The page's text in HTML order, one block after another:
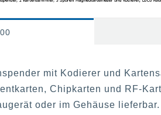
mit Kodierer und
Chipkarten und RF-
oder im Gehäuse lieferbar.